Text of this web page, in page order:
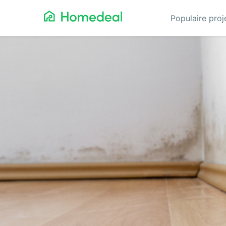
Populaire
Asbest
Bestrating
Cv-ketels